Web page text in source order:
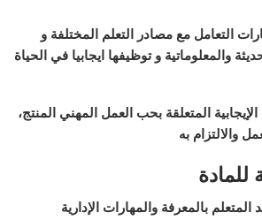
التعامل مع مصادر التعلم المختلفة و
والمعلوماتية و توظيفها ايجابيا في الحياة
الإيجابية المتعلقة بحب العمل المهني المنتج،
والالتزام به
للمادة
المتعلم بالمعرفة والمهارات الإدارية